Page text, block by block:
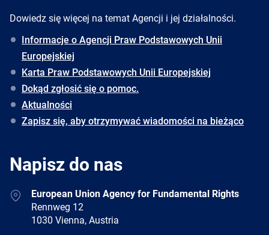
Dowiedz się więcej na temat Agencji i jej działalności.
Informacje o Agencji Praw Podstawowych Unii
Europejskiej
Karta Praw Podstawowych Unii Europejskiej
Dokąd zgłosić się o pomoc.
Aktualności
Zapisz się, aby otrzymywać wiadomości na bieżąco
Napisz do nas
AddressEuropean Union Agency for Fundamental Rights
Rennweg 12
1030 Vienna, Austria